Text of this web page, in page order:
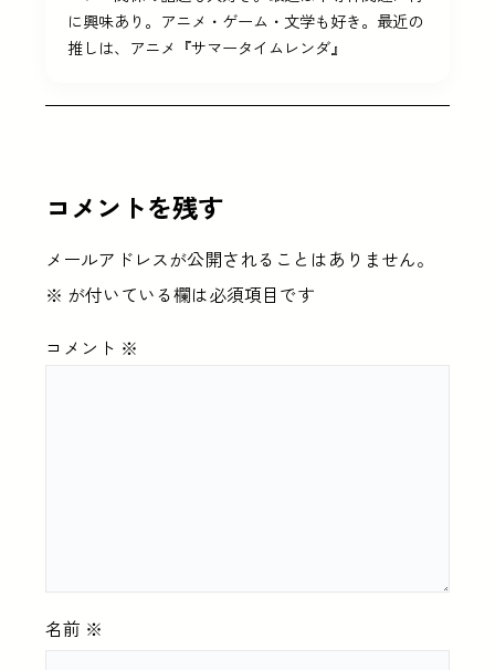
に興味あり。アニメ・ゲーム・文学も好き。最近の
推しは、アニメ『サマータイムレンダ』
コメントを残す
メールアドレスが公開されることはありません。
※ が付いている欄は必須項目です
コメント ※
名前 ※